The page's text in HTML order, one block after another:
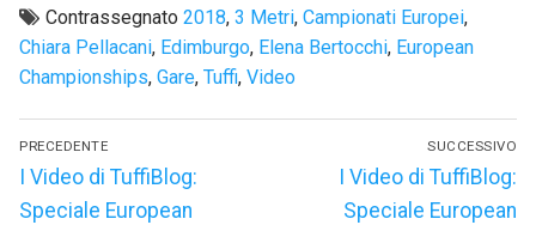
Contrassegnato 2018, 3 Metri, Campionati Europei,
Chiara Pellacani, Edimburgo, Elena Bertocchi, European
Championships, Gare, Tuffi, Video
Navigazione
articoli
PRECEDENTE
Articolo
precedente:
I Video di TuffiBlog:
Speciale European
SUCCESSIVO
Articolo
successivo:
I Video di TuffiBlog:
Speciale European